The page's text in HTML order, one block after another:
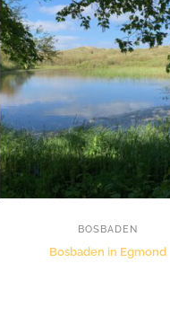
BOSBADEN
Bosbaden in Egmond